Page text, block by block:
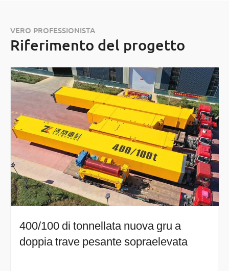
VERO PROFESSIONISTA
Riferimento del progetto
400/100 di tonnellata nuova gru a
doppia trave pesante sopraelevata